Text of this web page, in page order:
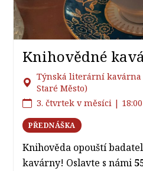
Knihovědné
Týnská literární kavárna
Staré Město)
3. čtvrtek v měsíci |
PŘEDNÁŠKA
Knihověda opouští
kavárny! Oslavte s námi